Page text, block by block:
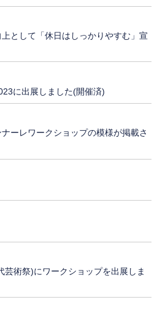
として「休日はしっかりやすむ」宣
に出展しました(開催済)
ーレワークショップの模様が掲載さ
術祭)にワークショップを出展しま